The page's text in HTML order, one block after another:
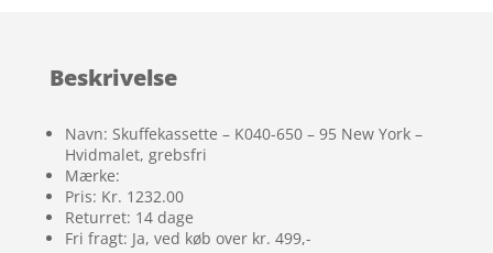
Beskrivelse
Navn: Skuffekassette – K040-650 – 95 New York –
Hvidmalet, grebsfri
Mærke:
Pris: Kr. 1232.00
Returret: 14 dage
Fri fragt: Ja, ved køb over kr. 499,-